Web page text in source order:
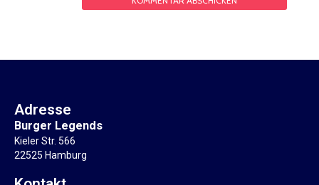
Adresse
Burger Legends
Kieler Str. 566
22525 Hamburg